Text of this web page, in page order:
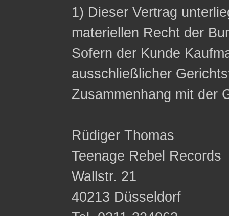
1) Dieser Vertrag
materiellen Recht der
Sofern der Kunde
ausschließlicher
Zusammenhang mit der
Rüdiger Thomas
Teenage Rebel Records
Wallstr. 21
40213 Düsseldorf